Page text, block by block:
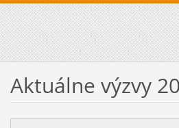
Aktuálne výzvy